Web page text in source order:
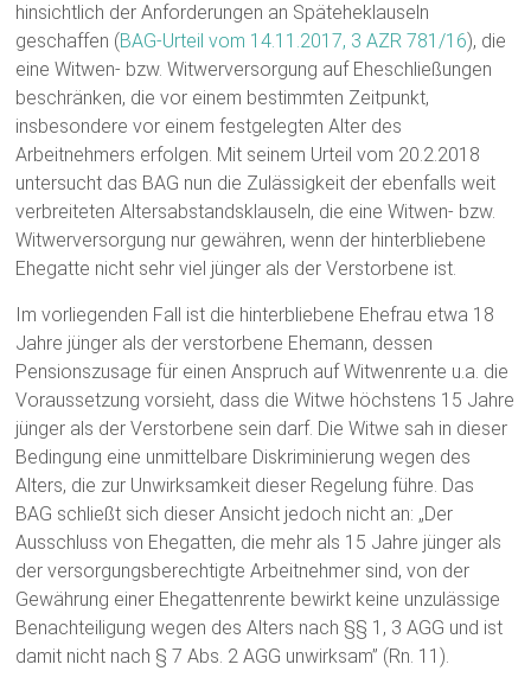
hinsichtlich der Anforderungen an Späteheklauseln
geschaffen (BAG-Urteil vom 14.11.2017, 3 AZR 781/16), die
eine Witwen- bzw. Witwerversorgung auf Eheschließungen
beschränken, die vor einem bestimmten Zeitpunkt,
insbesondere vor einem festgelegten Alter des
Arbeitnehmers erfolgen. Mit seinem Urteil vom 20.2.2018
untersucht das BAG nun die Zulässigkeit der ebenfalls weit
verbreiteten Altersabstandsklauseln, die eine Witwen- bzw.
Witwerversorgung nur gewähren, wenn der hinterbliebene
Ehegatte nicht sehr viel jünger als der Verstorbene ist.
Im vorliegenden Fall ist die hinterbliebene Ehefrau etwa 18
Jahre jünger als der verstorbene Ehemann, dessen
Pensionszusage für einen Anspruch auf Witwenrente u.a. die
Voraussetzung vorsieht, dass die Witwe höchstens 15 Jahre
jünger als der Verstorbene sein darf. Die Witwe sah in dieser
Bedingung eine unmittelbare Diskriminierung wegen des
Alters, die zur Unwirksamkeit dieser Regelung führe. Das
BAG schließt sich dieser Ansicht jedoch nicht an: „Der
Ausschluss von Ehegatten, die mehr als 15 Jahre jünger als
der versorgungsberechtigte Arbeitnehmer sind, von der
Gewährung einer Ehegattenrente bewirkt keine unzulässige
Benachteiligung wegen des Alters nach §§ 1, 3 AGG und ist
damit nicht nach § 7 Abs. 2 AGG unwirksam” (Rn. 11).